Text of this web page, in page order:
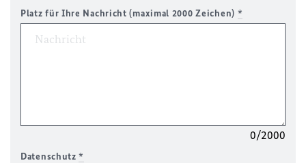
Platz für Ihre Nachricht (maximal 2000 Zeichen) *
0/2000
Datenschutz*